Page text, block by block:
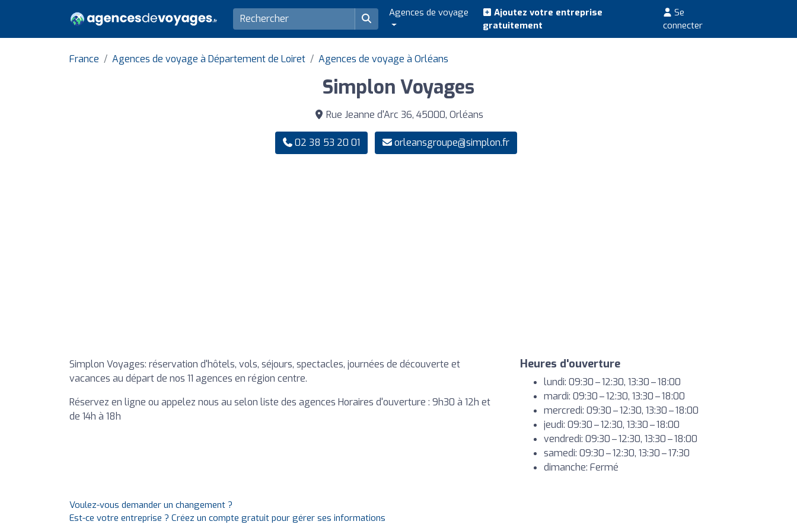
Agences de voyage
Ajoutez votre entreprise
gratuitement
Se
connecter
France Agences de voyage à Département de Loiret Agences de voyage à Orléans
Simplon Voyages
Rue Jeanne d'Arc 36, 45000, Orléans
02 38 53 20 01 orleansgroupe@simplon.fr
Simplon Voyages: réservation d'hôtels, vols, séjours, spectacles, journées de découverte et
vacances au départ de nos 11 agences en région centre.
Réservez en ligne ou appelez nous au selon liste des agences Horaires d'ouverture : 9h30 à 12h et
de 14h à 18h
Heures d'ouverture
lundi: 09:30 – 12:30, 13:30 – 18:00
mardi: 09:30 – 12:30, 13:30 – 18:00
mercredi: 09:30 – 12:30, 13:30 – 18:00
jeudi: 09:30 – 12:30, 13:30 – 18:00
vendredi: 09:30 – 12:30, 13:30 – 18:00
samedi: 09:30 – 12:30, 13:30 – 17:30
dimanche: Fermé
Voulez-vous demander un changement ?
Est-ce votre entreprise ? Créez un compte gratuit pour gérer ses informations